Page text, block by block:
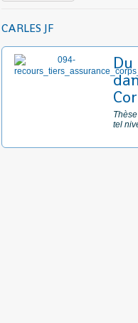
CARLES JF
tel